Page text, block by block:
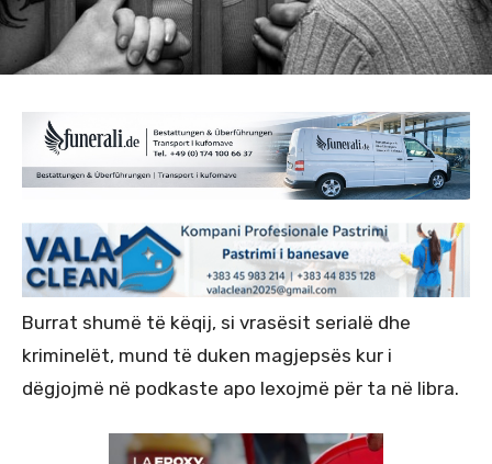
Burrat shumë të këqij, si vrasësit serialë dhe
kriminelët, mund të duken magjepsës kur i
dëgjojmë në podkaste apo lexojmë për ta në libra.